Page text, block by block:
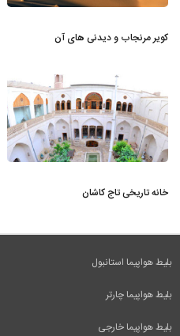
کویر مرنجاب و دیدنی های آن
خانه تاریخی تاج کاشان
بلیط هواپیما استانبول
بلیط هواپیما چارتر
بلیط هواپیما خارجی